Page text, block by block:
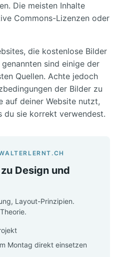
Die meisten Inhalte
Commons-Lizenzen oder
die kostenlose Bilder
sind einige der
Quellen. Achte jedoch
der Bilder zu
auf deiner Website nutzt,
du sie korrekt verwendest.
Design und
Layout-Prinzipien.
Montag direkt einsetzen